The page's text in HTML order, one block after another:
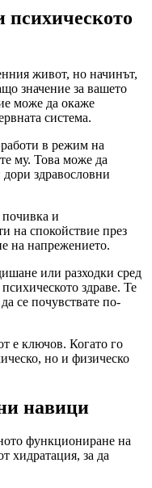
психическото
живот, но начинът,
значение за вашето
може да окаже
система.
в режим на
му. Това може да
дори здравословни
почивка и
на спокойствие през
на напрежението.
или разходки сред
здраве. Те
се почувствате по-
е ключов. Когато го
но и физическо
навици
функциониране на
хидратация, за да